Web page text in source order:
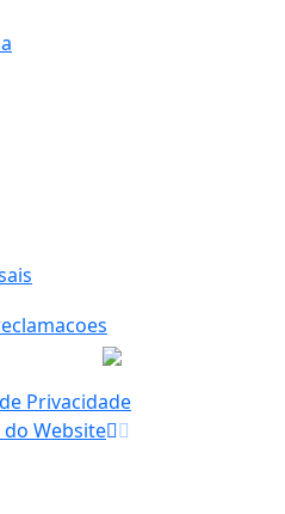
Privacidade
Website